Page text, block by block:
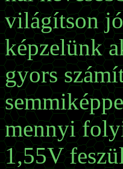
világítson
képzelünk
gyors
mennyi
1,55V